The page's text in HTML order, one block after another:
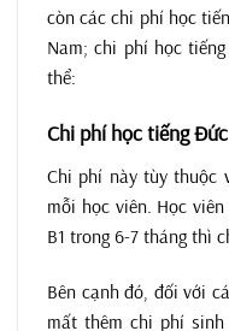
còn các chi phí học
Nam; chi phí học
thể:
Chi phí học tiếng
Chi phí này tùy thuộc
mỗi học viên. Học
B1 trong 6-7 tháng thì
Bên cạnh đó, đối với
mất thêm chi phí